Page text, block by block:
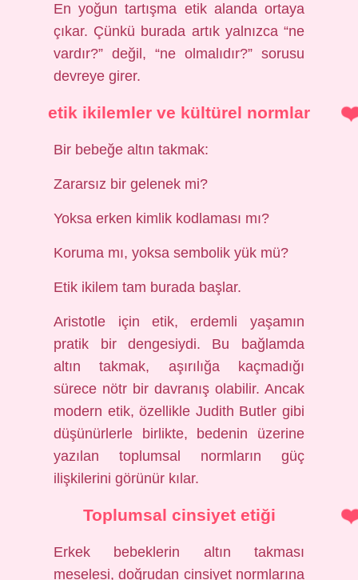
En yoğun tartışma etik alanda ortaya
çıkar. Çünkü burada artık yalnızca “ne
vardır?” değil, “ne olmalıdır?” sorusu
devreye girer.
etik ikilemler ve kültürel normlar
Bir bebeğe altın takmak:
Zararsız bir gelenek mi?
Yoksa erken kimlik kodlaması mı?
Koruma mı, yoksa sembolik yük mü?
Etik ikilem tam burada başlar.
Aristotle için etik, erdemli yaşamın
pratik bir dengesiydi. Bu bağlamda
altın takmak, aşırılığa kaçmadığı
sürece nötr bir davranış olabilir. Ancak
modern etik, özellikle Judith Butler gibi
düşünürlerle birlikte, bedenin üzerine
yazılan toplumsal normların güç
ilişkilerini görünür kılar.
Toplumsal cinsiyet etiği
Erkek bebeklerin altın takması
meselesi, doğrudan cinsiyet normlarına